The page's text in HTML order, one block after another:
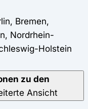
Bremen,
Nordrhein-
Holstein
zu den
Ansicht